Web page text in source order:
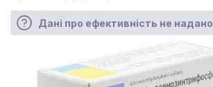
Дані про ефективність не надано